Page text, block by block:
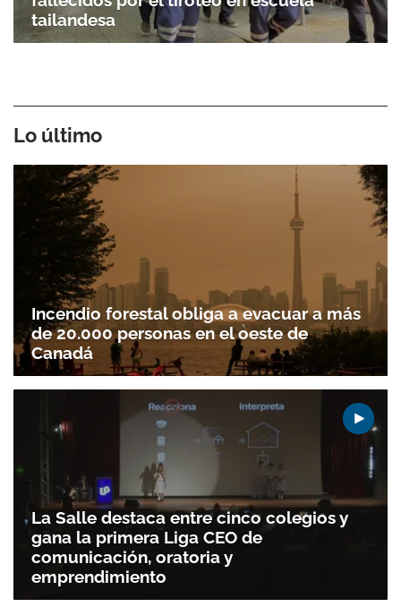
Gracias por suscribirte a nuestro boletín.
ACEPTAR
tailandesa
Lo último
Incendio forestal obliga a evacuar a más
de 20.000 personas en el oeste de
Canadá
La Salle destaca entre cinco colegios y
gana la primera Liga CEO de
comunicación, oratoria y
emprendimiento